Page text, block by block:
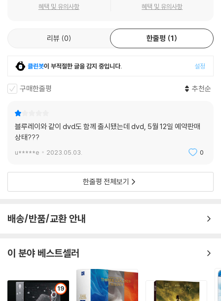
혜택 및 유의사항 혜택 및 유의사항
리뷰 0 한줄평 1
클린봇이 부적절한 글을 감지 중입니다. 설정
구매한줄평 추천순
블루레이와 같이 dvd도 함께 출시됐는데 dvd, 5월 12일 예약판매
상태???
u*****e 2023.05.03. 0
한줄평 전체보기
배송/반품/교환 안내
이 분야 베스트셀러
19